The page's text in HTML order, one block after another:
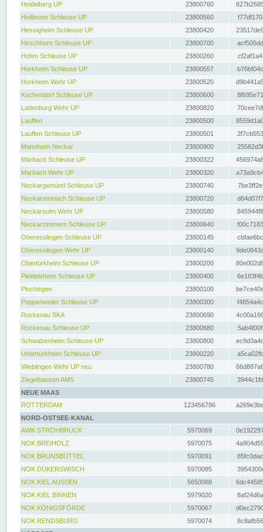
Heidelberg UP
23800760
Heilbronn Schleuse UP
23800560
Hessigheim Schleuse UP
23800420
Hirschhorn Schleuse UP
23800700
Hofen Schleuse UP
23800260
Horkheim Schleuse UP
23800557
Horkheim Wehr UP
23800520
Kochendorf Schleuse UP
23800600
Ladenburg Wehr UP
23800820
Lauffen
23800500
Lauffen Schleuse UP
23800501
Mannheim Neckar
23800900
Marbach Schleuse UP
23800322
Marbach Wehr UP
23800320
Neckargemünd Schleuse UP
23800740
Neckarsteinach Schleuse UP
23800720
Neckarsulm Wehr UP
23800580
Neckarzimmern Schleuse UP
23800640
Oberesslingen Schleuse UP
23800145
Oberesslingen Wehr UP
23800140
Obertürkheim Schleuse UP
23800200
Pleidelsheim Schleuse UP
23800400
Plochingen
23800100
Poppenweiler Schleuse UP
23800300
Rockenau SKA
23800690
Rockenau Schleuse UP
23800680
Schwabenheim Schleuse UP
23800800
Untertürkheim Schleuse UP
23800220
Wieblingen Wehr UP neu
23800780
Ziegelhausen AMS
23800745
NEUE MAAS
ROTTERDAM
123456786
NORD-OSTSEE-KANAL
AWK STROHBRÜCK
5970069
NOK BREIHOLZ
5970075
NOK BRUNSBÜTTEL
5970091
NOK DÜKERSWISCH
5970085
NOK KIEL AUSSEN
5650068
NOK KIEL BINNEN
5979020
NOK KÖNIGSFÖRDE
5970067
NOK RENDSBURG
5970074